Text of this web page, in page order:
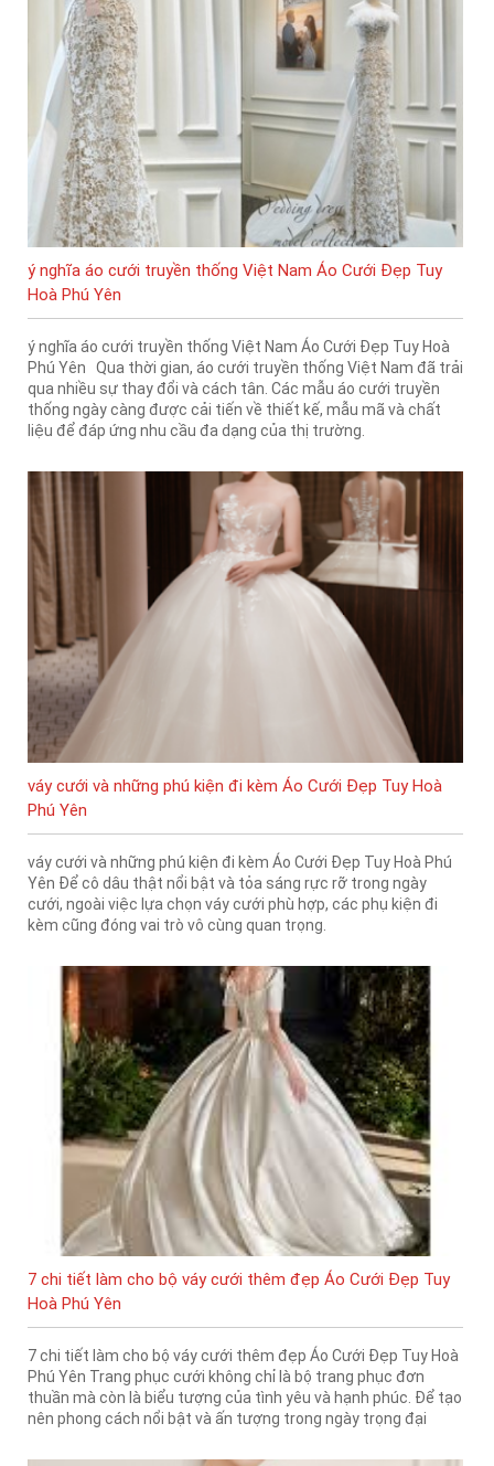
ý nghĩa áo cưới truyền thống Việt Nam Áo Cưới Đẹp Tuy
Hoà Phú Yên
ý nghĩa áo cưới truyền thống Việt Nam Áo Cưới Đẹp Tuy Hoà
Phú Yên Qua thời gian, áo cưới truyền thống Việt Nam đã trải
qua nhiều sự thay đổi và cách tân. Các mẫu áo cưới truyền
thống ngày càng được cải tiến về thiết kế, mẫu mã và chất
liệu để đáp ứng nhu cầu đa dạng của thị trường.
váy cưới và những phú kiện đi kèm Áo Cưới Đẹp Tuy Hoà
Phú Yên
váy cưới và những phú kiện đi kèm Áo Cưới Đẹp Tuy Hoà Phú
Yên Để cô dâu thật nổi bật và tỏa sáng rực rỡ trong ngày
cưới, ngoài việc lựa chọn váy cưới phù hợp, các phụ kiện đi
kèm cũng đóng vai trò vô cùng quan trọng.
7 chi tiết làm cho bộ váy cưới thêm đẹp Áo Cưới Đẹp Tuy
Hoà Phú Yên
7 chi tiết làm cho bộ váy cưới thêm đẹp Áo Cưới Đẹp Tuy Hoà
Phú Yên Trang phục cưới không chỉ là bộ trang phục đơn
thuần mà còn là biểu tượng của tình yêu và hạnh phúc. Để tạo
nên phong cách nổi bật và ấn tượng trong ngày trọng đại